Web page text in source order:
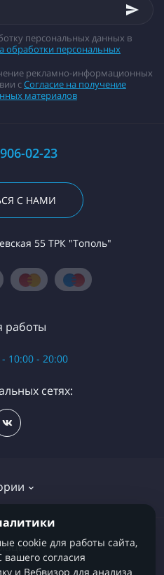
персональных данных в
обработки персональных
рекламно-информационных
сСогласие на получение
материалов
02-23
С НАМИ
55 ТРК "Тополь"
кровати
матрасы
работы
10:00 - 20:00
сетях:
cookie для работы сайта,
согласия
и Вебвизор для анализа